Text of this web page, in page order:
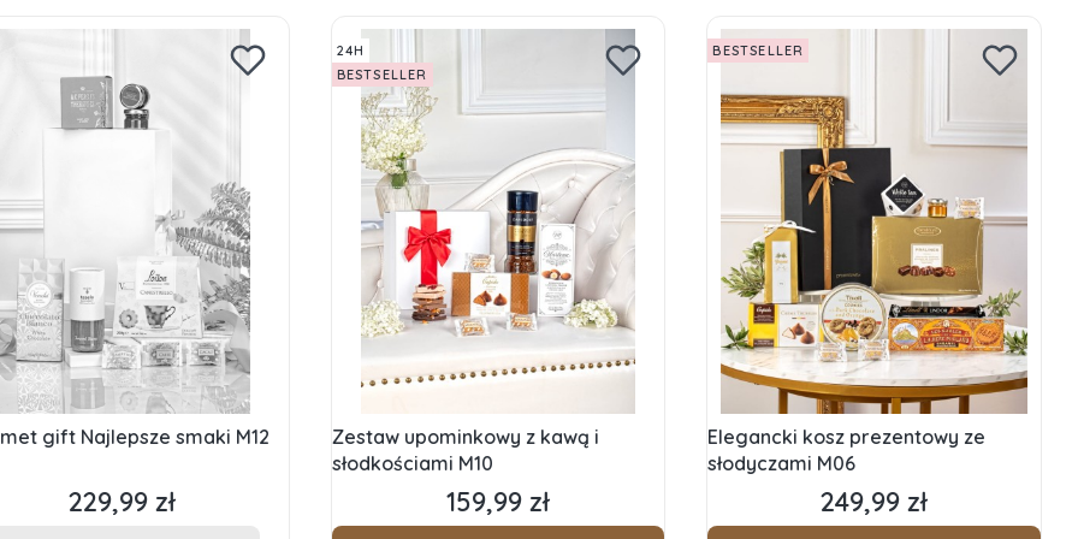
gift Najlepsze smaki M12
Cena
229,99 zł
24H
BESTSELLER
Zestaw upominkowy z kawą i
słodkościami M10
Cena
159,99 zł
BESTSELLER
Elegancki kosz prezentowy ze
słodyczami M06
Cena
249,99 zł